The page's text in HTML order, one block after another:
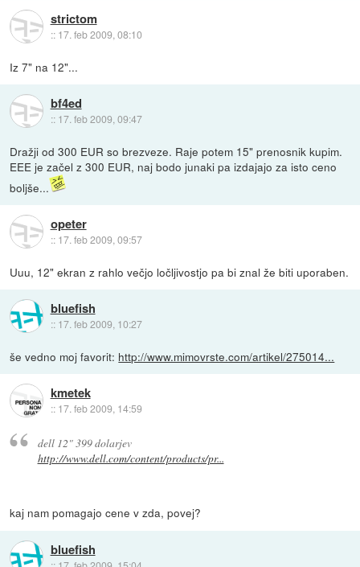
strictom
:: 17. feb 2009, 08:10
Iz 7" na 12"...
bf4ed
:: 17. feb 2009, 09:47
Dražji od 300 EUR so brezveze. Raje potem 15" prenosnik kupim.
EEE je začel z 300 EUR, naj bodo junaki pa izdajajo za isto ceno
boljše...
opeter
:: 17. feb 2009, 09:57
Uuu, 12" ekran z rahlo večjo ločljivostjo pa bi znal že biti uporaben.
bluefish
:: 17. feb 2009, 10:27
še vedno moj favorit: http://www.mimovrste.com/artikel/275014...
kmetek
:: 17. feb 2009, 14:59
dell 12" 399 dolarjev
http://www.dell.com/content/products/pr...
kaj nam pomagajo cene v zda, povej?
bluefish